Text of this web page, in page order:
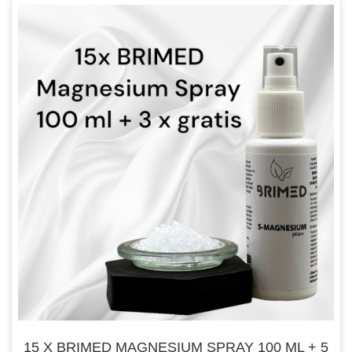
2-fach energetisiert.“
Art.Nr.: 51010
Nebenprodukten, die bei der Herstellung entstehen können,
wird so auf ein vernachlässigbares Minimum reduziert.
Also umso höher die Qualität, desto "reiner" ist das Produkt
bzw. desto weniger Fremdprodukte wie Schwermetalle o.ä.
sind im Produkt enthalten.
Magnesiumchlorid in pharmazeutischer Qualität,
wird in der EU hergestellt. Durch mehrere
Verfahren und Aufreinigungen kann dann diese Qualitätsstufe
erreicht werden. Unser Magnesiumchlorid entspricht den
Ph.Eur.-Richtlinien (zusätzlich auch den Richtinien BP, USP,
JP, FCC und ACS).
15 X BRIMED MAGNESIUM SPRAY 100 ML + 5